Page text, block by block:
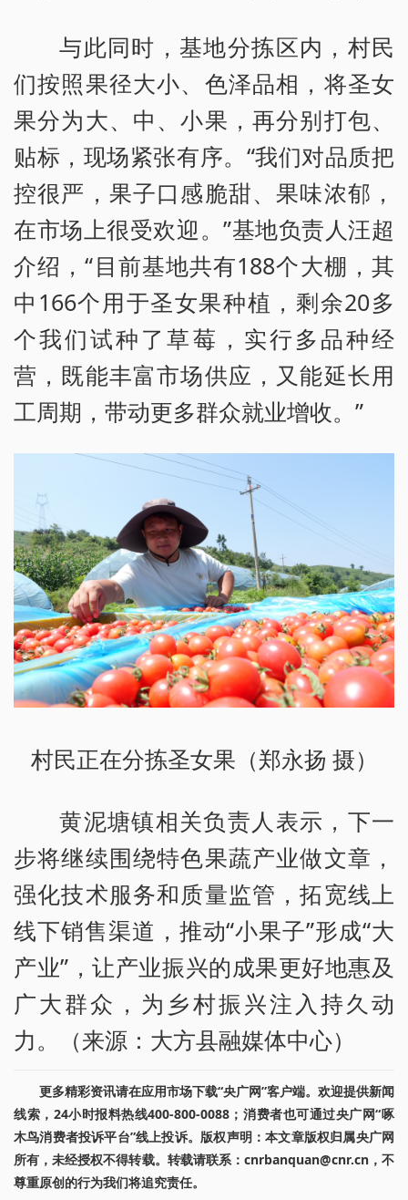
与此同时，基地分拣区内，村民
们按照果径大小、色泽品相，将圣女
果分为大、中、小果，再分别打包、
贴标，现场紧张有序。“我们对品质把
控很严，果子口感脆甜、果味浓郁，
在市场上很受欢迎。”基地负责人汪超
介绍，“目前基地共有188个大棚，其
中166个用于圣女果种植，剩余20多
个我们试种了草莓，实行多品种经
营，既能丰富市场供应，又能延长用
工周期，带动更多群众就业增收。”
村民正在分拣圣女果（郑永扬 摄）
黄泥塘镇相关负责人表示，下一
步将继续围绕特色果蔬产业做文章，
强化技术服务和质量监管，拓宽线上
线下销售渠道，推动“小果子”形成“大
产业”，让产业振兴的成果更好地惠及
广大群众，为乡村振兴注入持久动
力。（来源：大方县融媒体中心）
更多精彩资讯请在应用市场下载“央广网”客户端。欢迎提供新闻
线索，24小时报料热线400-800-0088；消费者也可通过央广网“啄
木鸟消费者投诉平台”线上投诉。版权声明：本文章版权归属央广网
所有，未经授权不得转载。转载请联系：cnrbanquan@cnr.cn，不
尊重原创的行为我们将追究责任。